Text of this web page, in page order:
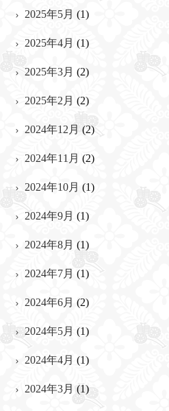
2025年5月 (1)
2025年4月 (1)
2025年3月 (2)
2025年2月 (2)
2024年12月 (2)
2024年11月 (2)
2024年10月 (1)
2024年9月 (1)
2024年8月 (1)
2024年7月 (1)
2024年6月 (2)
2024年5月 (1)
2024年4月 (1)
2024年3月 (1)